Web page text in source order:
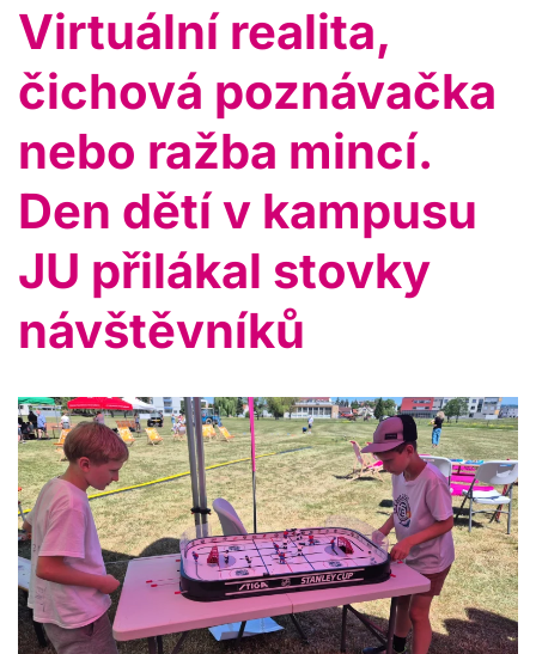
Virtuální realita,
čichová poznávačka
nebo ražba mincí.
Den dětí v kampusu
JU přilákal stovky
návštěvníků